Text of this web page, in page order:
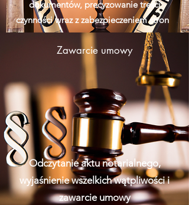
dokumentów, precyzowanie treści
czynności wraz z zabezpieczeniem stron
Zawarcie umowy
Odczytanie aktu notarialnego,
wyjaśnienie wszelkich wątpliwości i
zawarcie umowy